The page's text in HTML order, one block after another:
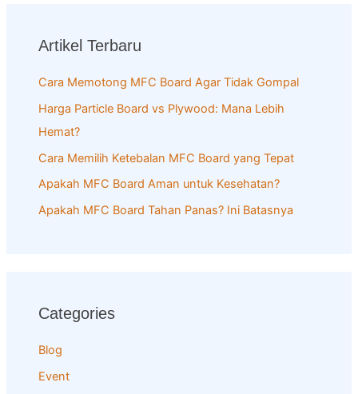
h
f
Artikel Terbaru
Cara Memotong MFC Board Agar Tidak Gompal
Harga Particle Board vs Plywood: Mana Lebih
Hemat?
Cara Memilih Ketebalan MFC Board yang Tepat
Apakah MFC Board Aman untuk Kesehatan?
Apakah MFC Board Tahan Panas? Ini Batasnya
Categories
Blog
Event